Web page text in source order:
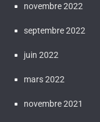
novembre 2022
septembre 2022
juin 2022
mars 2022
novembre 2021